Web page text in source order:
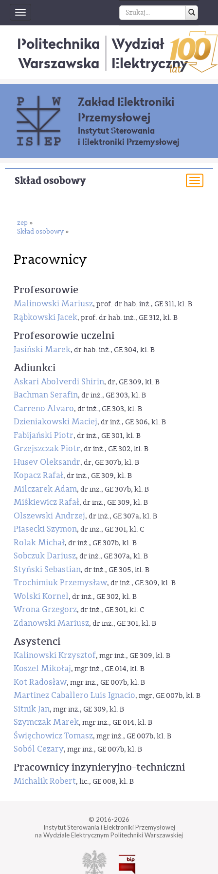
Toggle
navigation
Politechnika
Warszawska
Wydział
Elektryczny
Zakład Elektroniki
Przemysłowej
Instytut Sterowania
i Elektroniki Przemysłowej
Skład osobowy
zep »
Skład osobowy »
Pracownicy
Profesorowie
Malinowski Mariusz, prof. dr hab. inż., GE 311, kl. B
Rąbkowski Jacek, prof. dr hab. inż., GE 312, kl. B
Profesorowie uczelni
Jasiński Marek, dr hab. inż., GE 304, kl. B
Adiunkci
Askari Abolverdi Shirin, dr, GE 309, kl. B
Bachman Serafin, dr inż., GE 303, kl. B
Carreno Alvaro, dr inż., GE 303, kl. B
Dzieniakowski Maciej, dr inż., GE 306, kl. B
Fabijański Piotr, dr inż., GE 301, kl. B
Grzejszczak Piotr, dr inż., GE 302, kl. B
Husev Oleksandr, dr, GE 307b, kl. B
Kopacz Rafał, dr inż., GE 309, kl. B
Milczarek Adam, dr inż., GE 307b, kl. B
Miśkiewicz Rafał, dr inż., GE 309, kl. B
Olszewski Andrzej, dr inż., GE 307a, kl. B
Piasecki Szymon, dr inż., GE 301, kl. C
Rolak Michał, dr inż., GE 307b, kl. B
Sobczuk Dariusz, dr inż., GE 307a, kl. B
Styński Sebastian, dr inż., GE 305, kl. B
Trochimiuk Przemysław, dr inż., GE 309, kl. B
Wolski Kornel, dr inż., GE 302, kl. B
Wrona Grzegorz, dr inż., GE 301, kl. C
Zdanowski Mariusz, dr inż., GE 301, kl. B
Asystenci
Kalinowski Krzysztof, mgr inż., GE 309, kl. B
Koszel Mikołaj, mgr inż., GE 014, kl. B
Kot Radosław, mgr inż., GE 007b, kl. B
Martinez Caballero Luis Ignacio, mgr, GE 007b, kl. B
Sitnik Jan, mgr inż., GE 309, kl. B
Szymczak Marek, mgr inż., GE 014, kl. B
Święchowicz Tomasz, mgr inż., GE 007b, kl. B
Soból Cezary, mgr inż., GE 007b, kl. B
Pracownicy inzynieryjno-techniczni
Michalik Robert, lic., GE 008, kl. B
© 2016-2026
Instytut Sterowania i Elektroniki Przemysłowej
na Wydziale Elektrycznym Politechniki Warszawskiej